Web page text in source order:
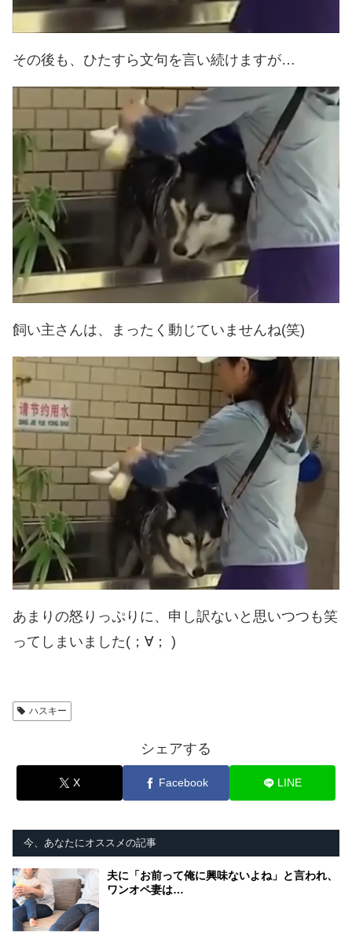
その後も、ひたすら文句を言い続けますが…
飼い主さんは、まったく動じていませんね(笑)
あまりの怒りっぷりに、申し訳ないと思いつつも笑
ってしまいました(；∀； )
ハスキー
シェアする
X Facebook LINE
今、あなたにオススメの記事
夫に「お前って俺に興味ないよね」と言われ、
ワンオペ妻は…